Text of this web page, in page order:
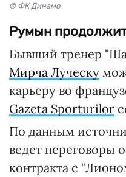
© ФК Динамо
Румын
Бывший тренер
Мирча Луческу
карьеру во
Gazeta Sporturilor
По данным
ведет переговоры
контракта с